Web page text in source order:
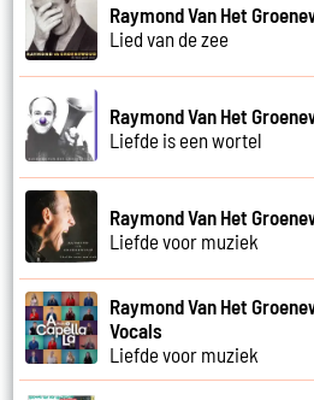
Raymond Van Het
Lied van de zee
Raymond Van Het
Liefde is een wortel
Raymond Van Het
Liefde voor muziek
Raymond Van Het
Vocals
Liefde voor muziek